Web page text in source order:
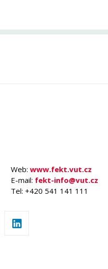
Web: www.fekt.vut.cz
E-mail: fekt-info@vut.cz
Tel: +420 541 141 111